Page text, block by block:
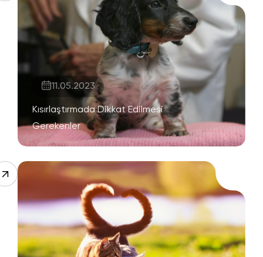
11.05.2023
Kısırlaştırmada Dikkat Edilmesi
Gerekenler